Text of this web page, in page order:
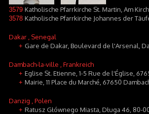
3579 Katholische Pfarrkirche St. Martin, Am
3578 Katholische Pfarrkirche Johannes der
Dakar , Senegal
+ Gare de Dakar, Boulevard de l'Arsenal,
Dambach-la-ville , Frankreich
+ Eglise St. Etienne, 1-5 Rue de l'Église,
+ Mairie, 11 Place du Marché, 67650
Danzig , Polen
+ Ratusz Głównego Miasta, Długa 46, 80-